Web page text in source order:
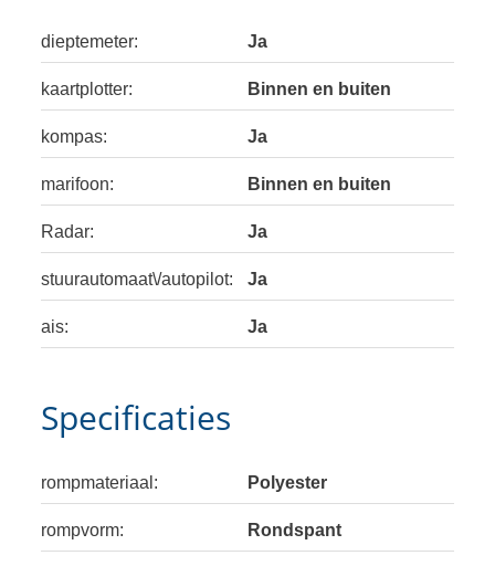
dieptemeter: Ja
kaartplotter: Binnen en buiten
kompas: Ja
marifoon: Binnen en buiten
Radar: Ja
stuurautomaat\/autopilot: Ja
ais: Ja
Specificaties
rompmateriaal: Polyester
rompvorm: Rondspant